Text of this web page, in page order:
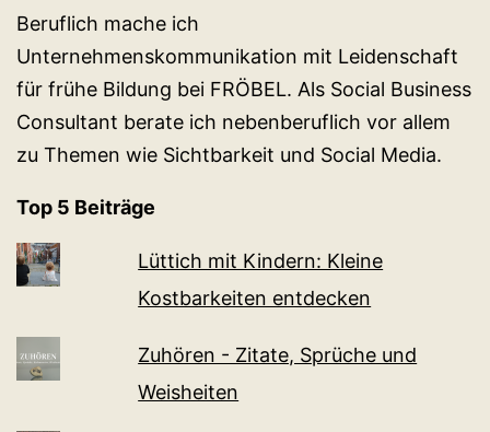
Beruflich mache ich
Unternehmenskommunikation mit Leidenschaft
für frühe Bildung bei FRÖBEL. Als Social Business
Consultant berate ich nebenberuflich vor allem
zu Themen wie Sichtbarkeit und Social Media.
Top 5 Beiträge
Lüttich mit Kindern: Kleine
Kostbarkeiten entdecken
Zuhören - Zitate, Sprüche und
Weisheiten